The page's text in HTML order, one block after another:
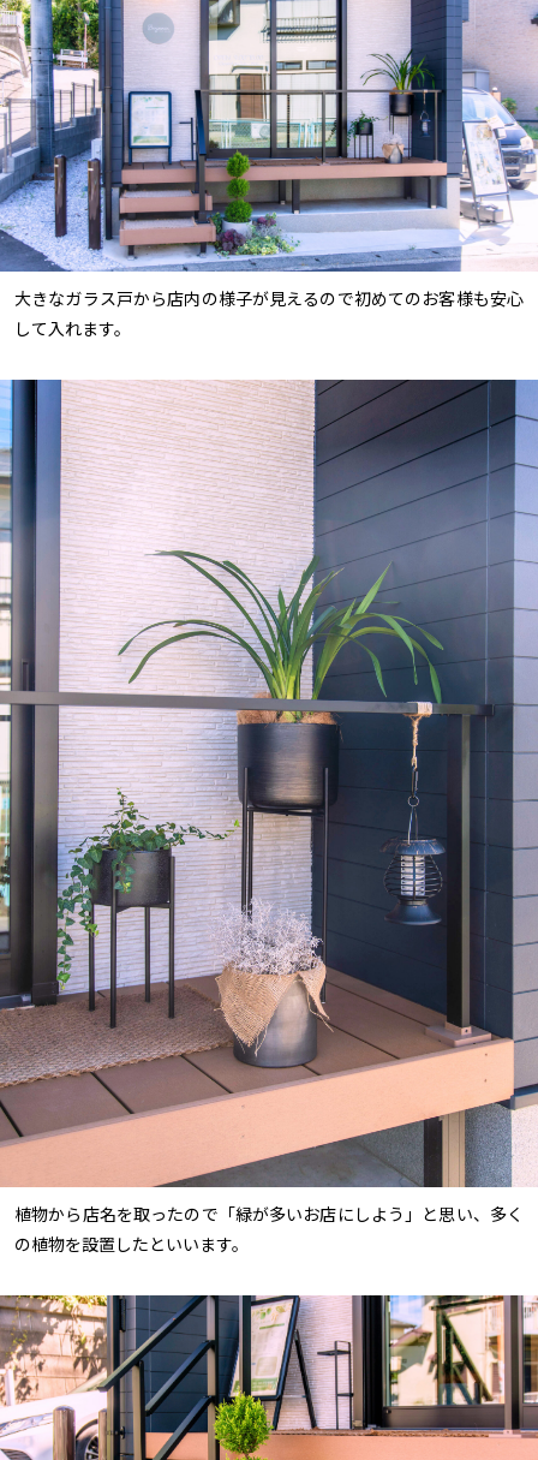
大きなガラス戸から店内の様子が見えるので初めてのお客様も安心
して入れます。
植物から店名を取ったので「緑が多いお店にしよう」と思い、多く
の植物を設置したといいます。